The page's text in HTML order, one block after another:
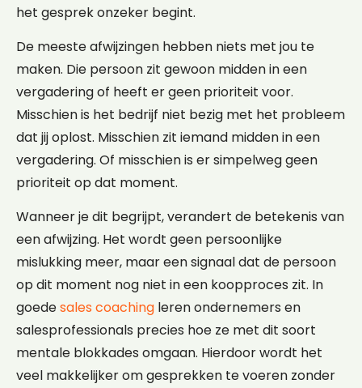
het gesprek onzeker begint.
De meeste afwijzingen hebben niets met jou te
maken. Die persoon zit gewoon midden in een
vergadering of heeft er geen prioriteit voor.
Misschien is het bedrijf niet bezig met het probleem
dat jij oplost. Misschien zit iemand midden in een
vergadering. Of misschien is er simpelweg geen
prioriteit op dat moment.
Wanneer je dit begrijpt, verandert de betekenis van
een afwijzing. Het wordt geen persoonlijke
mislukking meer, maar een signaal dat de persoon
op dit moment nog niet in een koopproces zit. In
goedesales coaching leren ondernemers en
salesprofessionals precies hoe ze met dit soort
mentale blokkades omgaan. Hierdoor wordt het
veel makkelijker om gesprekken te voeren zonder